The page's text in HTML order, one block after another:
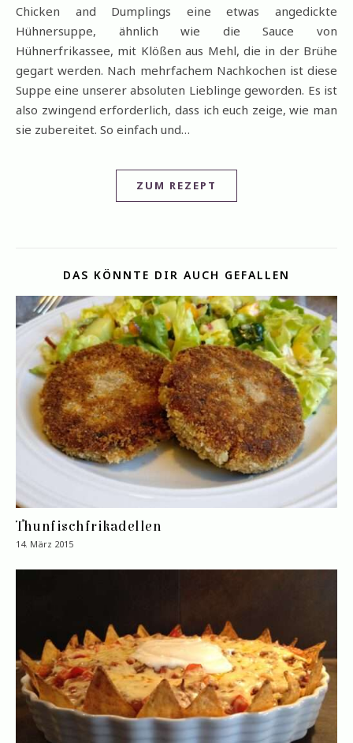
Chicken and Dumplings eine etwas angedickte
Hühnersuppe, ähnlich wie die Sauce von
Hühnerfrikassee, mit Klößen aus Mehl, die in der Brühe
gegart werden. Nach mehrfachem Nachkochen ist diese
Suppe eine unserer absoluten Lieblinge geworden. Es ist
also zwingend erforderlich, dass ich euch zeige, wie man
sie zubereitet. So einfach und…
ZUM REZEPT
DAS KÖNNTE DIR AUCH GEFALLEN
Thunfischfrikadellen
14. März 2015